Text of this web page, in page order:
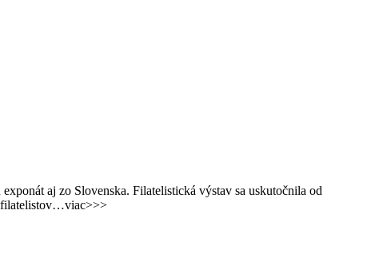
aj zo Slovenska. Filatelistická výstav sa uskutočnila od
filatelistov…viac>>>